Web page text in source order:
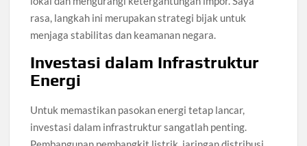
rasa, langkah ini merupakan strategi bijak untuk
menjaga stabilitas dan keamanan negara.
Investasi dalam Infrastruktur
Energi
Untuk memastikan pasokan energi tetap lancar,
investasi dalam infrastruktur sangatlah penting.